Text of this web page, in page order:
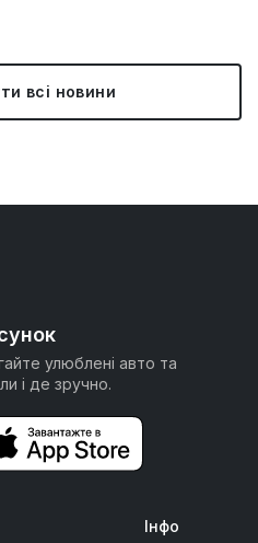
всі новини
улюблені авто та
і де зручно.
Інфо